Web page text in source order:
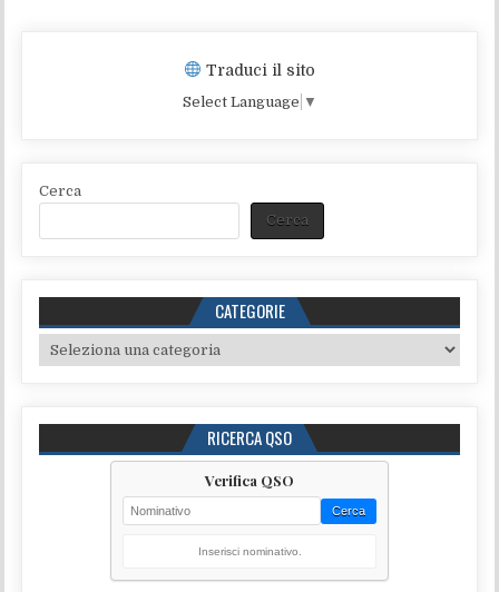
Traduci il sito
Select Language ▼
Cerca
Cerca
CATEGORIE
Categorie
RICERCA QSO
Verifica QSO
Cerca
Inserisci nominativo.